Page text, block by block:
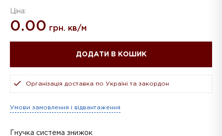
Ціна:
0.00 грн. кв/м
ДОДАТИ В КОШИК
Організація доставка по Україні та закордон
Гнучка система знижок
Умови замовлення і відвантаження